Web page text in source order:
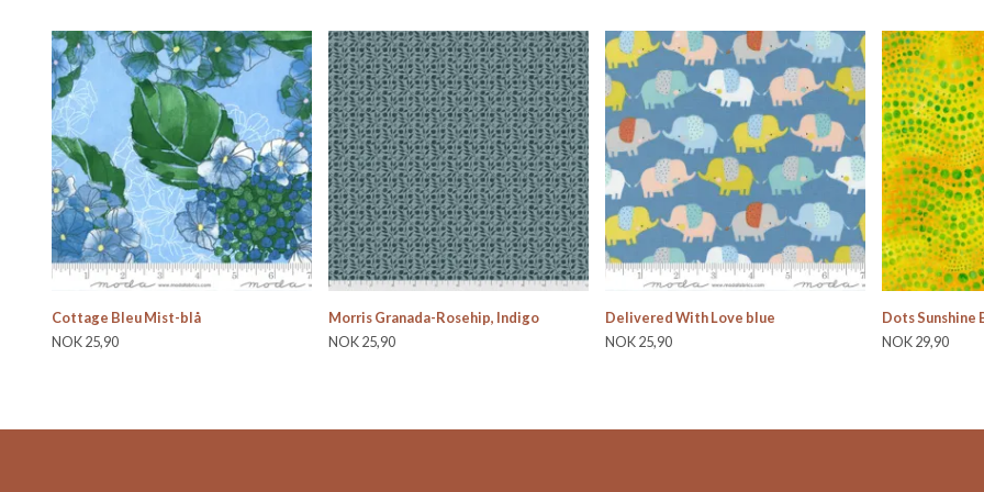
Cottage Bleu Mist-blå
NOK 25,90
Morris Granada-Rosehip, Indigo
NOK 25,90
Delivered With Love blue
NOK 25,90
Dots Sunshine
NOK 29,90